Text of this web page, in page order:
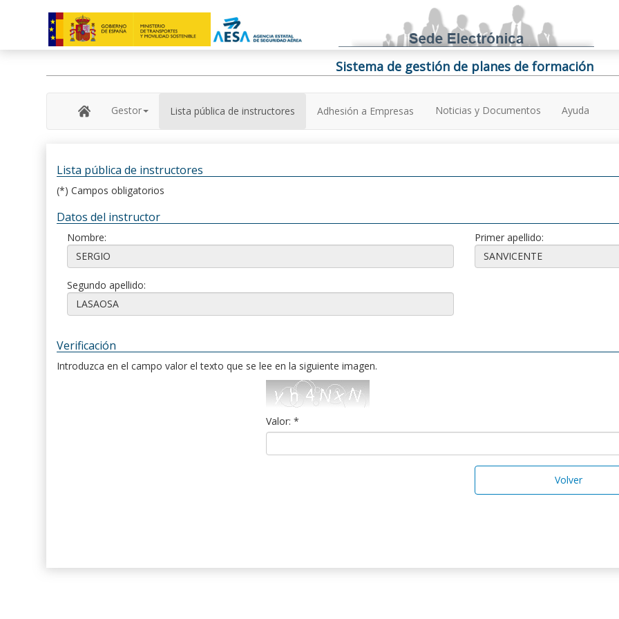
Sistema de gestión de planes de formación
Gestor Lista pública de instructores Adhesión a Empresas Noticias y Documentos Ayuda
Lista pública de instructores
(*) Campos obligatorios
Datos del instructor
Nombre: Primer apellido:
Segundo apellido:
Verificación
Introduzca en el campo valor el texto que se lee en la siguiente imagen.
Valor: *
Volver